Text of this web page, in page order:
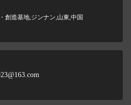
創造基地,ジンナン,山東,中国